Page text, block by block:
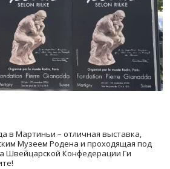
в Мартиньи – отличная выставка,
Музеем Родена и проходящая под
Швейцарской Конфедерации Ги